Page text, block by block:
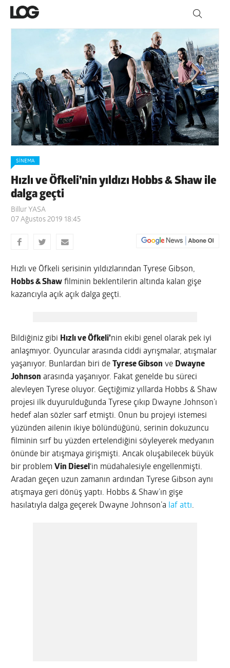
SINEMA
Hızlı ve Öfkeli’nin yıldızı Hobbs & Shaw ile
dalga geçti
Billur YASA
07 Ağustos 2019 18:45
Hızlı ve Öfkeli serisinin yıldızlarından Tyrese Gibson,
Hobbs & Shaw filminin beklentilerin altında kalan gişe
kazancıyla açık açık dalga geçti.
Bildiğiniz gibi Hızlı ve Öfkeli’nin ekibi genel olarak pek iyi
anlaşmıyor. Oyuncular arasında ciddi ayrışmalar, atışmalar
yaşanıyor. Bunlardan biri de
Tyrese Gibson ve Dwayne
Johnson arasında yaşanıyor. Fakat genelde bu süreci
alevleyen Tyrese oluyor. Geçtiğimiz yıllarda Hobbs & Shaw
projesi ilk duyurulduğunda Tyrese çıkıp Dwayne Johnson’ı
hedef alan sözler sarf etmişti. Onun bu projeyi istemesi
yüzünden ailenin ikiye bölündüğünü, serinin dokuzuncu
filminin sırf bu yüzden ertelendiğini söyleyerek medyanın
önünde bir atışmaya girişmişti. Ancak oluşabilecek büyük
bir problemVin Diesel ‘in müdahalesiyle engellenmişti.
Aradan geçen uzun zamanın ardından Tyrese Gibson aynı
atışmaya geri dönüş yaptı. Hobbs & Shaw’ın gişe
hasılatıyla dalga geçerek Dwayne Johnson’a laf attı.